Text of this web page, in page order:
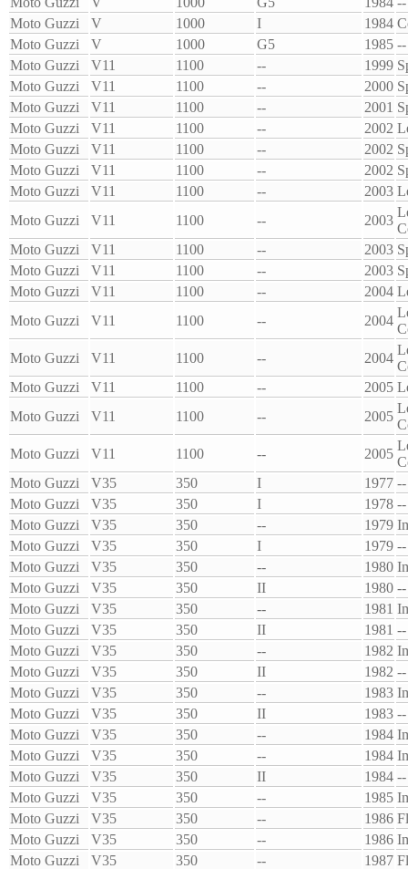
Moto Guzzi
V 1000 I 1984
Moto Guzzi
V 1000 G5 1985 --
Moto Guzzi
V11 1100 -- 1999
Moto Guzzi
V11 1100 -- 2000
Moto Guzzi
V11 1100 -- 2001
Moto Guzzi
V11 1100 -- 2002
Moto Guzzi
V11 1100 -- 2002
Moto Guzzi
V11 1100 -- 2002
Moto Guzzi
V11 1100 -- 2003
Moto Guzzi
V11 1100 -- 2003
Moto Guzzi
V11 1100 -- 2003
Moto Guzzi
V11 1100 -- 2003
Moto Guzzi
V11 1100 -- 2004
Moto Guzzi
V11 1100 -- 2004
Moto Guzzi
V11 1100 -- 2004
Moto Guzzi
V11 1100 -- 2005
Moto Guzzi
V11 1100 -- 2005
Moto Guzzi
V11 1100 -- 2005
Moto Guzzi
V35 350 I 1977 --
Moto Guzzi
V35 350 I 1978 --
Moto Guzzi
V35 350 -- 1979
Moto Guzzi
V35 350 I 1979 --
Moto Guzzi
V35 350 -- 1980
Moto Guzzi
V35 350 II 1980 --
Moto Guzzi
V35 350 -- 1981
Moto Guzzi
V35 350 II 1981 --
Moto Guzzi
V35 350 -- 1982
Moto Guzzi
V35 350 II 1982 --
Moto Guzzi
V35 350 -- 1983
Moto Guzzi
V35 350 II 1983 --
Moto Guzzi
V35 350 -- 1984
Moto Guzzi
V35 350 -- 1984
Moto Guzzi
V35 350 II 1984 --
Moto Guzzi
V35 350 -- 1985
Moto Guzzi
V35 350 -- 1986
Moto Guzzi
V35 350 -- 1986
Moto Guzzi
V35 350 -- 1987